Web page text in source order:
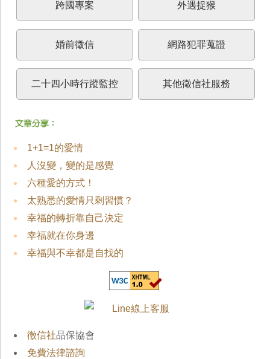
跨國專案 外遇捉猴
婚前徵信 網路犯罪蒐證
二十四小時行蹤監控 其他徵信社服務
1+1=1的愛情
人沒變，變的是感覺
六種愛的方式！
太熟悉的愛情只剩習慣？
幸福的轉折靠自己決定
幸福就在你身邊
幸福與不幸都是自找的
徵信社品保協會
免費法律諮詢